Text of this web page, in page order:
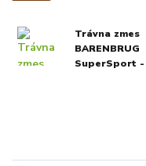
Trávna zmes
BARENBRUG
SuperSport -